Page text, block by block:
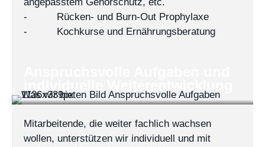
- Rücken- und Burn-Out Prophylaxe
- Kochkurse und Ernährungsberatung
Mitarbeitende, die weiter fachlich wachsen
wollen, unterstützen wir individuell und mit